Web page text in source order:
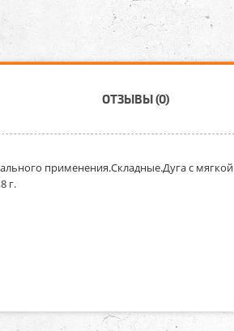
ОТЗЫВЫ (0)
применения.Складные.Дуга с мягкой
г.